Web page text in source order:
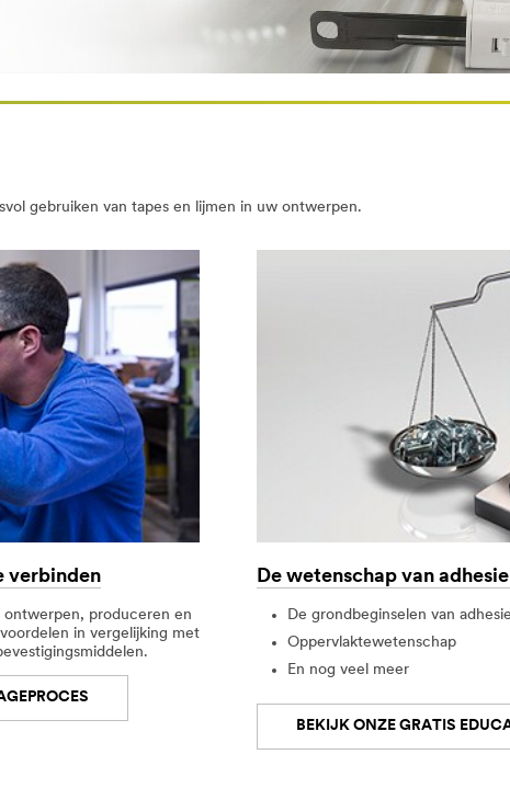
gebruiken van tapes en lijmen in uw ontwerpen.
verbinden
produceren en
in vergelijking met
De wetenschap van
De grondbeginselen van adhesie
Oppervlaktewetenschap
En nog veel meer
BEKIJK ONZE GRATIS